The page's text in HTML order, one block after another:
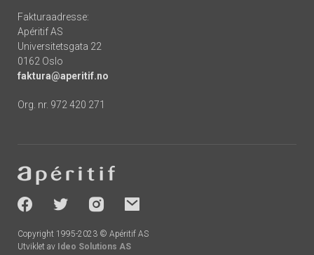
Fakturaadresse:
Apéritif AS
Universitetsgata 22
0162 Oslo
faktura@aperitif.no
Org. nr. 972 420 271
-
socials
Copyright 1995-2023 © Apéritif AS
Utviklet av Ideo Solutions AS